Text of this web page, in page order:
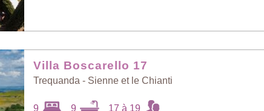
Villa Boscarello 17
Trequanda - Sienne et le Chianti
9 9 17 à 19